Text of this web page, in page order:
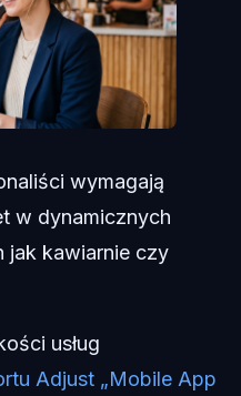
wymagają
w dynamicznych
jak kawiarnie czy
usług
Adjust „Mobile App